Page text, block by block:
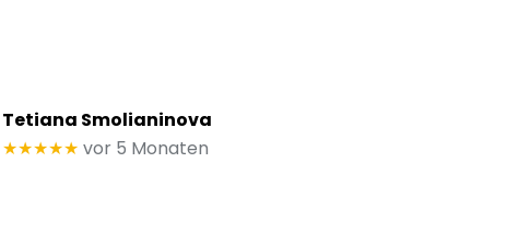
Tetiana Smolianinova
★★★★★ vor 5 Monaten